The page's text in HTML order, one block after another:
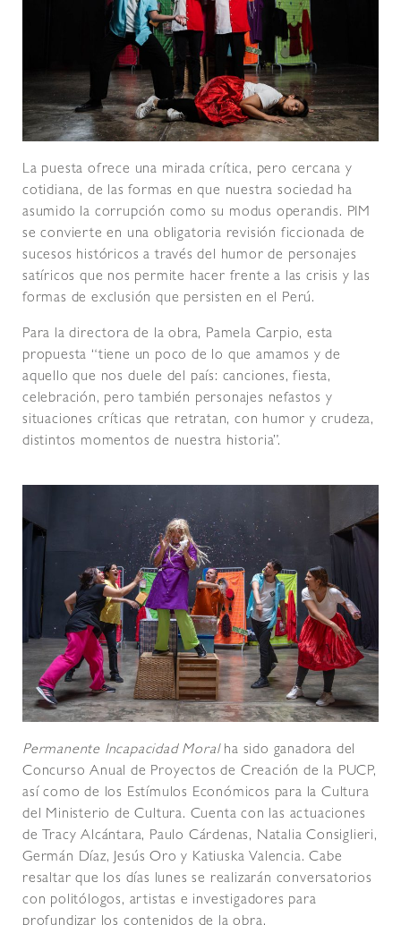
La puesta ofrece una mirada crítica, pero cercana y
cotidiana, de las formas en que nuestra sociedad ha
asumido la corrupción como su modus operandis. PIM
se convierte en una obligatoria revisión ficcionada de
sucesos históricos a través del humor de personajes
satíricos que nos permite hacer frente a las crisis y las
formas de exclusión que persisten en el Perú.
Para la directora de la obra, Pamela Carpio, esta
propuesta “tiene un poco de lo que amamos y de
aquello que nos duele del país: canciones, fiesta,
celebración, pero también personajes nefastos y
situaciones críticas que retratan, con humor y crudeza,
distintos momentos de nuestra historia”.
Permanente Incapacidad Moralha sido ganadora del
Concurso Anual de Proyectos de Creación de la PUCP,
así como de los Estímulos Económicos para la Cultura
del Ministerio de Cultura. Cuenta con las actuaciones
de Tracy Alcántara, Paulo Cárdenas, Natalia Consiglieri,
Germán Díaz, Jesús Oro y Katiuska Valencia. Cabe
resaltar que los días lunes se realizarán conversatorios
con politólogos, artistas e investigadores para